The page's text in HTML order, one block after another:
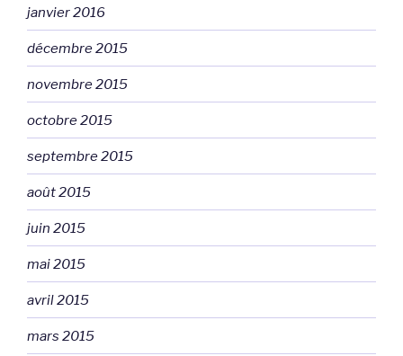
janvier 2016
décembre 2015
novembre 2015
octobre 2015
septembre 2015
août 2015
juin 2015
mai 2015
avril 2015
mars 2015